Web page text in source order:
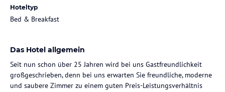
Hoteltyp
Bed & Breakfast
Das Hotel allgemein
Seit nun schon über 25 Jahren wird bei uns Gastfreundlichkeit
großgeschrieben, denn bei uns erwarten Sie freundliche, moderne
und saubere Zimmer zu einem guten Preis-Leistungsverhältnis